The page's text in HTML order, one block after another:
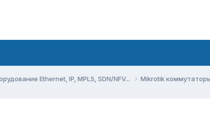
Ethernet, IP, MPLS, SDN/NFV... Mikrotik